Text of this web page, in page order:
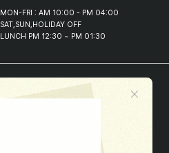
MON-FRI : AM 10:00 - PM 04:00
SAT,SUN,HOLIDAY OFF
LUNCH PM 12:30 ~ PM 01:30